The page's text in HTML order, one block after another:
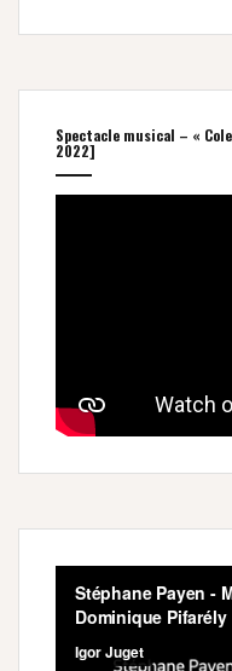
Spectacle musical – «
2022]